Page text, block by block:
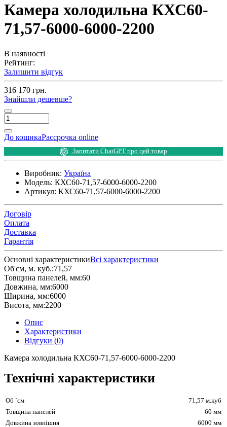
Камера холодильна КХС60-
71,57-6000-6000-2200
В наявності
Рейтинг:
Залишити відгук
316 170 грн.
Знайшли дешевше?
До кошикаРассрочка online
Запитати ChatGPT про цей товар
Виробник: Україна
Модель: КХС60-71,57-6000-6000-2200
Артикул: КХС60-71,57-6000-6000-2200
Договір
Оплата
Доставка
Гарантія
Основні характеристикиВсі характеристики
Об'єм, м. куб.:71,57
Товщина панелей, мм:60
Довжина, мм:6000
Ширина, мм:6000
Висота, мм:2200
Опис
Характеристики
Відгуки (0)
Камера холодильна КХС60-71,57-6000-6000-2200
Технічні характеристики
Об `єм
71,57 м.куб
Товщина панелей
60 мм
Довжина зовнішня
6000 мм